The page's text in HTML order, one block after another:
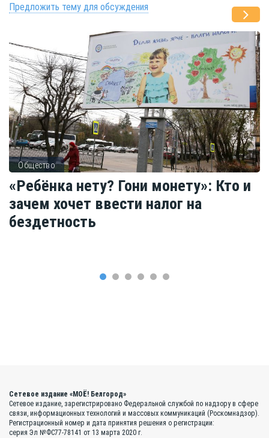
Предложить тему для обсуждения
Общество
«Ребёнка нету? Гони монету»: Кто и
зачем хочет ввести налог на
бездетность
Сетевое издание «МОЁ! Белгород»
Сетевое издание, зарегистрировано Федеральной службой по надзору в сфере
связи, информационных технологий и массовых коммуникаций (Роскомнадзор).
Регистрационный номер и дата принятия решения о регистрации:
серия Эл №ФС77-78141 от 13 марта 2020 г.